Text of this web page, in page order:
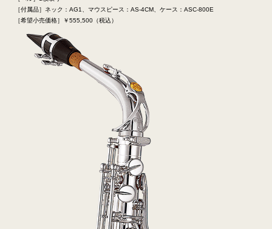
［付属品］ネック：AG1、マウスピース：AS-4CM、ケース：ASC-800E
［希望小売価格］￥555,500（税込）